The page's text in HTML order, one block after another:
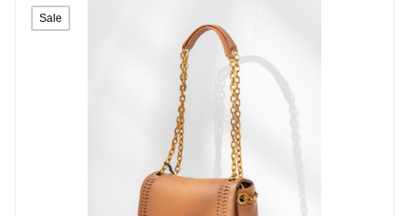
Sale